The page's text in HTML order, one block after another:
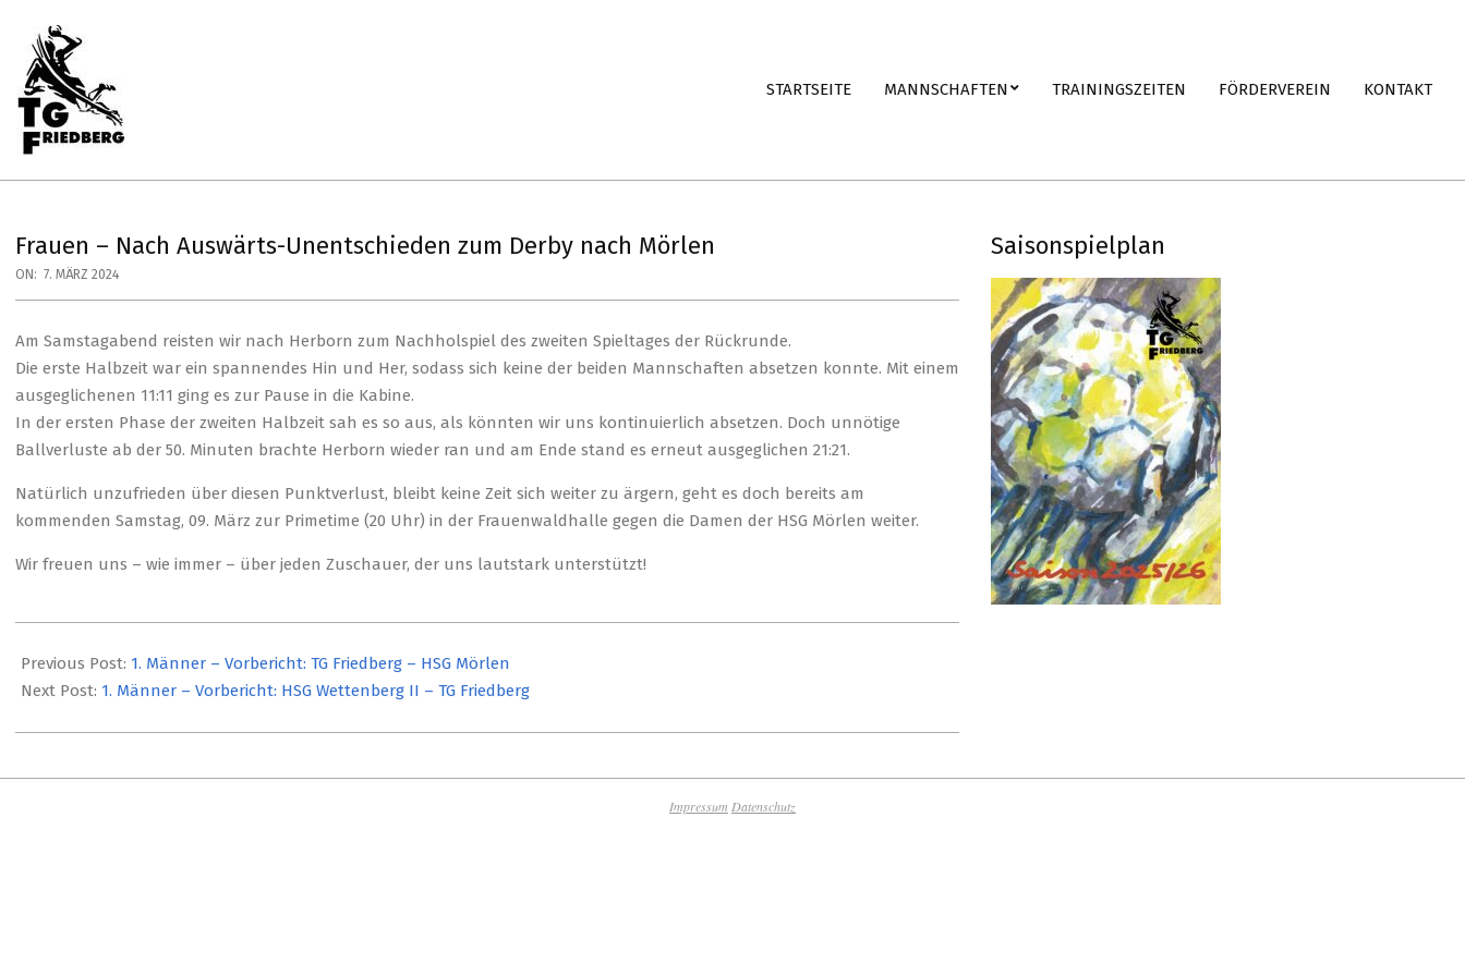
content
TG
HANDBALL
STARTSEITE MANNSCHAFTEN TRAININGSZEITEN FÖRDERVEREIN KONTAKT
Frauen – Nach Auswärts-Unentschieden zum Derby nach Mörlen
ON: 7. MÄRZ 2024
Am Samstagabend reisten wir nach Herborn zum Nachholspiel des zweiten Spieltages der Rückrunde.
Die erste Halbzeit war ein spannendes Hin und Her, sodass sich keine der beiden Mannschaften absetzen konnte. Mit einem
ausgeglichenen 11:11 ging es zur Pause in die Kabine.
In der ersten Phase der zweiten Halbzeit sah es so aus, als könnten wir uns kontinuierlich absetzen. Doch unnötige
Ballverluste ab der 50. Minuten brachte Herborn wieder ran und am Ende stand es erneut ausgeglichen 21:21.
Natürlich unzufrieden über diesen Punktverlust, bleibt keine Zeit sich weiter zu ärgern, geht es doch bereits am
kommenden Samstag, 09. März zur Primetime (20 Uhr) in der Frauenwaldhalle gegen die Damen der HSG Mörlen weiter.
Wir freuen uns – wie immer – über jeden Zuschauer, der uns lautstark unterstützt!
03-
07
Previous Post: 1. Männer – Vorbericht: TG Friedberg – HSG Mörlen
Next Post: 1. Männer – Vorbericht: HSG Wettenberg II – TG Friedberg
Saisonspielplan
Impressum Datenschutz